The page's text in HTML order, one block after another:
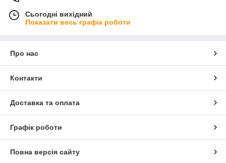
Сьогодні вихідний
Показати весь графік роботи
Про нас
Контакти
Доставка та оплата
Графік роботи
Повна версія сайту